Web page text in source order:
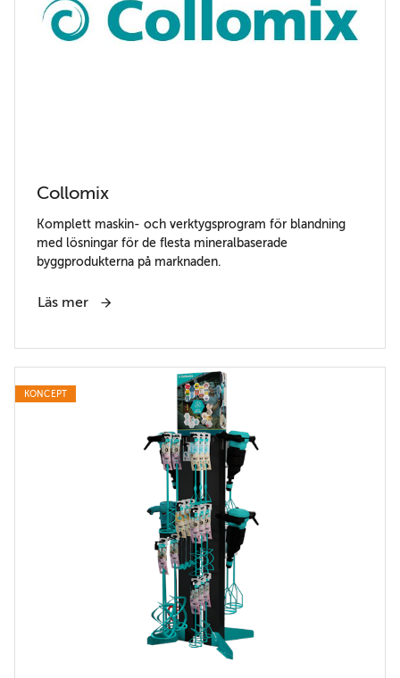
Collomix
Komplett maskin- och verktygsprogram för blandning
med lösningar för de flesta mineralbaserade
byggprodukterna på marknaden.
Läs mer
KONCEPT